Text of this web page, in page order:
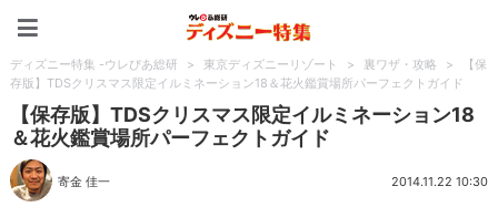
ディズニー特集 -ウレぴあ総研 > 東京ディズニーリゾート > 裏ワザ・攻略 >
【保
存版】TDSクリスマス限定イルミネーション18＆花火鑑賞場所パーフェクトガイド
【保存版】TDSクリスマス限定イルミネーション18
＆花火鑑賞場所パーフェクトガイド
寄金 佳一 2014.11.22 10:30